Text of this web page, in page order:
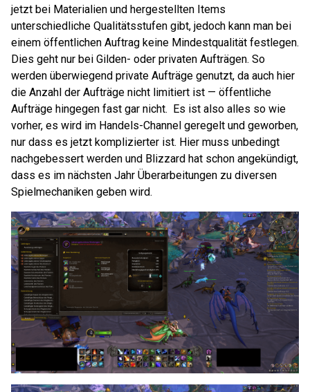
jetzt bei Materialien und hergestellten Items
unterschiedliche Qualitätsstufen gibt, jedoch kann man bei
einem öffentlichen Auftrag keine Mindestqualität festlegen.
Dies geht nur bei Gilden- oder privaten Aufträgen. So
werden überwiegend private Aufträge genutzt, da auch hier
die Anzahl der Aufträge nicht limitiert ist — öffentliche
Aufträge hingegen fast gar nicht. Es ist also alles so wie
vorher, es wird im Handels-Channel geregelt und geworben,
nur dass es jetzt komplizierter ist. Hier muss unbedingt
nachgebessert werden und Blizzard hat schon angekündigt,
dass es im nächsten Jahr Überarbeitungen zu diversen
Spielmechaniken geben wird.